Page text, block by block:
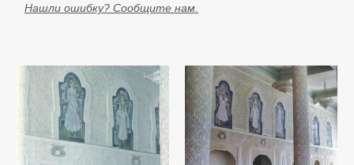
Нашли ошибку? Сообщите нам.